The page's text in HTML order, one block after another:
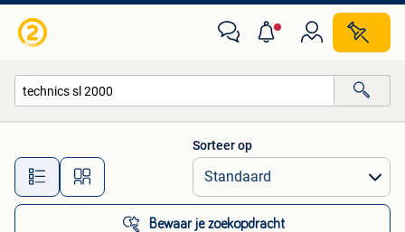
Alle afstanden…
Sorteer op
Bewaar je zoekopdracht